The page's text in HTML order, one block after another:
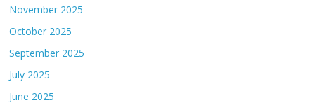
November 2025
October 2025
September 2025
July 2025
June 2025